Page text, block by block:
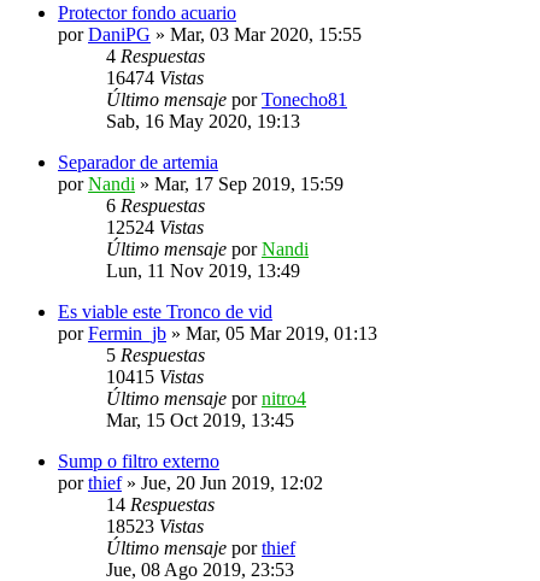
Protector fondo acuario
porDaniPG » Mar, 03 Mar 2020, 15:55
4 Respuestas
16474 Vistas
Último mensaje porTonecho81
Sab, 16 May 2020, 19:13
Separador de artemia
porNandi » Mar, 17 Sep 2019, 15:59
6 Respuestas
12524 Vistas
Último mensaje porNandi
Lun, 11 Nov 2019, 13:49
Es viable este Tronco de vid
porFermin_jb » Mar, 05 Mar 2019, 01:13
5 Respuestas
10415 Vistas
Último mensaje pornitro4
Mar, 15 Oct 2019, 13:45
Sump o filtro externo
porthief» Jue, 20 Jun 2019, 12:02
14 Respuestas
18523 Vistas
Último mensaje porthief
Jue, 08 Ago 2019, 23:53